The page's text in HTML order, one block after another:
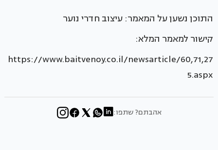
התוכן נשען על המאמר: עיצוב חדרי נוער
קישור למאמר המלא:
https://www.baitvenoy.co.il/newsarticle/60,71,27
5.aspx
אהבתם? שתפו: